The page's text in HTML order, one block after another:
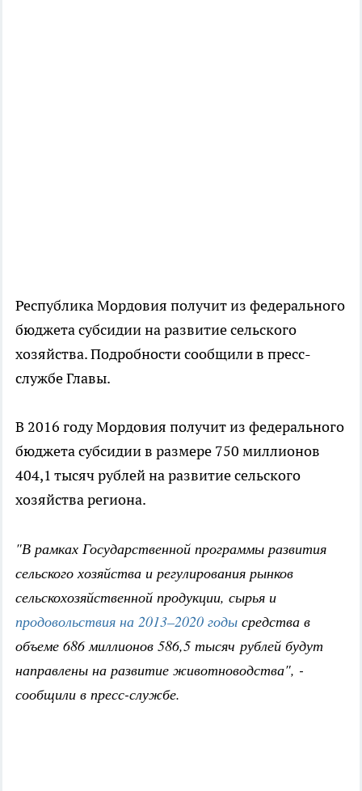
Республика Мордовия получит из федерального
бюджета субсидии на развитие сельского
хозяйства. Подробности сообщили в пресс-
службе Главы.
В 2016 году Мордовия получит из федерального
бюджета субсидии в размере 750 миллионов
404,1 тысяч рублей на развитие сельского
хозяйства региона.
"В рамках Государственной программы развития
сельского хозяйства и регулирования рынков
сельскохозяйственной продукции, сырья и
продовольствия на 2013–2020 годы средства в
объеме 686 миллионов 586,5 тысяч рублей будут
направлены на развитие животноводства", -
сообщили в пресс-службе.